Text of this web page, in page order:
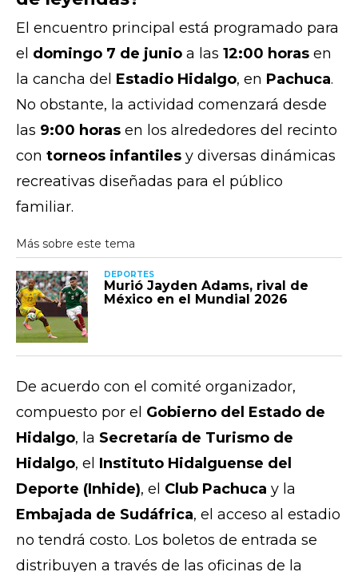
El encuentro principal está programado para
el domingo 7 de junio a las 12:00 horas en
la cancha del Estadio Hidalgo, en Pachuca.
No obstante, la actividad comenzará desde
las 9:00 horas en los alrededores del recinto
con torneos infantiles y diversas dinámicas
recreativas diseñadas para el público
familiar.
DEPORTES
Murió Jayden Adams, rival de
México en el Mundial 2026
De acuerdo con el comité organizador,
compuesto por el Gobierno del Estado de
Hidalgo, la Secretaría de Turismo de
Hidalgo, el Instituto Hidalguense del
Deporte (Inhide), el Club Pachuca y la
Embajada de Sudáfrica, el acceso al estadio
no tendrá costo. Los boletos de entrada se
distribuyen a través de las oficinas de la